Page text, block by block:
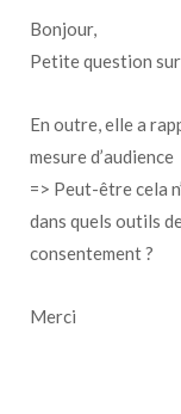
Bonjour,
Petite question
En outre, elle a
mesure d’audience
=> Peut-être cela
dans quels outils
consentement ?
Merci